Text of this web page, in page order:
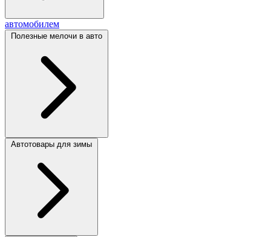
автомобилем
Полезные мелочи в авто
Автотовары для зимы